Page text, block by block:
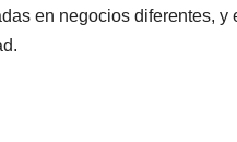
en negocios diferentes,